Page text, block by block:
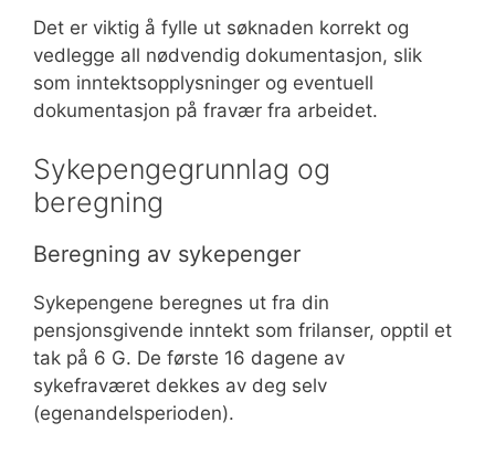
Det er viktig å fylle ut søknaden korrekt og
vedlegge all nødvendig dokumentasjon, slik
som inntektsopplysninger og eventuell
dokumentasjon på fravær fra arbeidet.
Sykepengegrunnlag og
beregning
Beregning av sykepenger
Sykepengene beregnes ut fra din
pensjonsgivende inntekt som frilanser, opptil et
tak på 6 G. De første 16 dagene av
sykefraværet dekkes av deg selv
(egenandelsperioden).